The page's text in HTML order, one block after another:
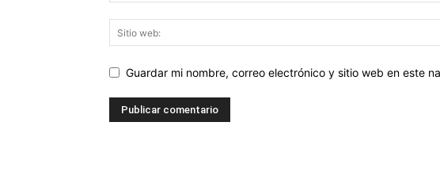
Guardar mi nombre, correo electrónico y sitio web en este